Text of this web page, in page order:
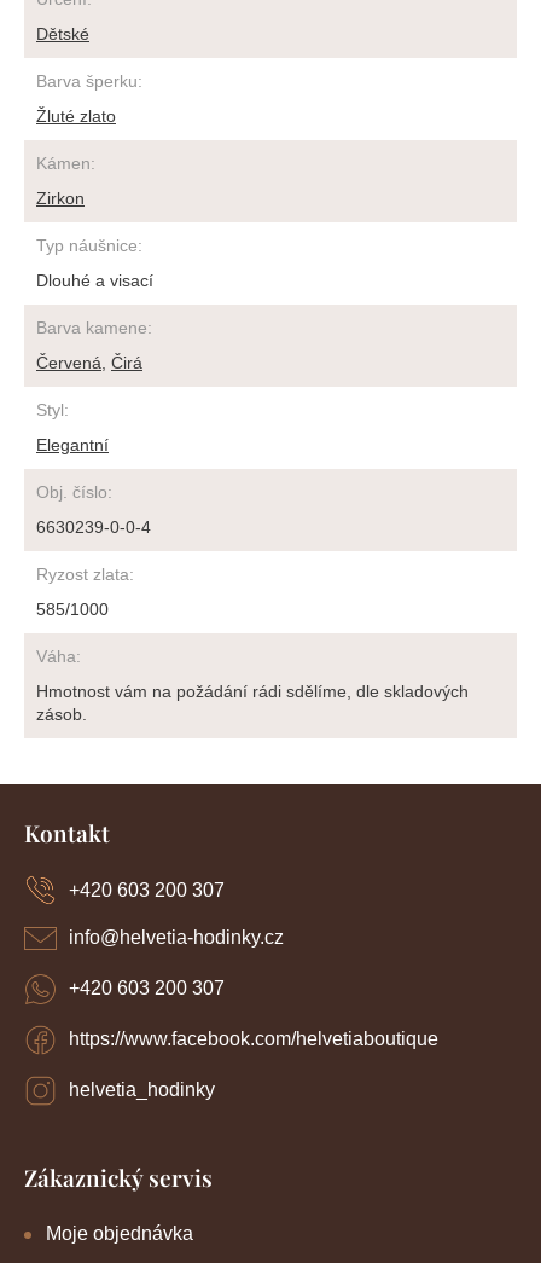
Dětské
Barva šperku:
Žluté zlato
Kámen:
Zirkon
Typ náušnice:
Dlouhé a visací
Barva kamene:
Červená Čirá
Styl:
Elegantní
Obj. číslo:
6630239-0-0-4
Ryzost zlata:
585/1000
Váha:
Hmotnost vám na požádání rádi sdělíme, dle skladových
zásob.
Kontakt
info@helvetia-hodinky.cz
+420 603 200 307
https://www.facebook.com/helvetiaboutique
helvetia_hodinky
+420 603 200 307
Zákaznický servis
Moje objednávka